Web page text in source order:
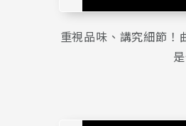
重視品味、講究細節！